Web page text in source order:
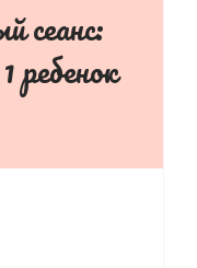
сеанс:
ребенок